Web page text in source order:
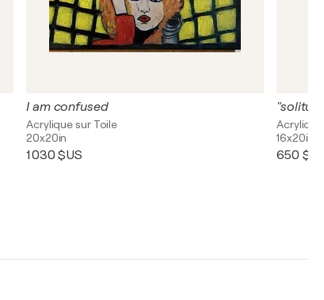
I am confused
Acrylique sur Toile
20x20in
1 030 $US
16x20in
650